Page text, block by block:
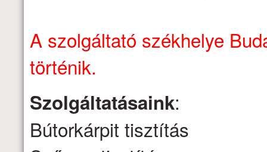
A szolgáltató székhelye
történik.
Szolgáltatásaink:
Bútorkárpit tisztítás